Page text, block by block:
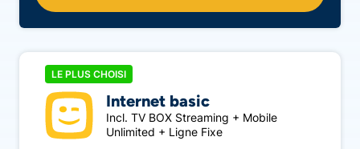
LE PLUS CHOISI
Internet basic
Incl. TV BOX Streaming + Mobile
Unlimited + Ligne Fixe